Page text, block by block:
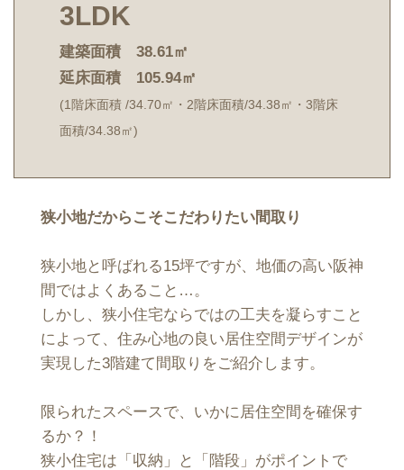
3LDK
建築面積 38.61㎡
延床面積 105.94㎡
(1階床面積 /34.70㎡・2階床面積/34.38㎡・3階床
面積/34.38㎡)
狭小地だからこそこだわりたい間取り
狭小地と呼ばれる15坪ですが、地価の高い阪神
間ではよくあること…。
しかし、狭小住宅ならではの工夫を凝らすこと
によって、住み心地の良い居住空間デザインが
実現した3階建て間取りをご紹介します。
限られたスペースで、いかに居住空間を確保す
るか？！
狭小住宅は「収納」と「階段」がポイントで